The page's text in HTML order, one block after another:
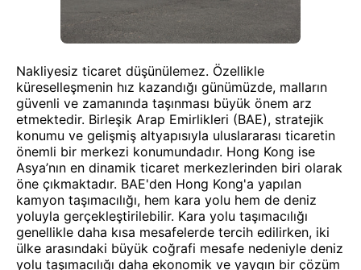
Nakliyesiz ticaret düşünülemez. Özellikle
küreselleşmenin hız kazandığı günümüzde, malların
güvenli ve zamanında taşınması büyük önem arz
etmektedir. Birleşik Arap Emirlikleri (BAE), stratejik
konumu ve gelişmiş altyapısıyla uluslararası ticaretin
önemli bir merkezi konumundadır. Hong Kong ise
Asya’nın en dinamik ticaret merkezlerinden biri olarak
öne çıkmaktadır. BAE'den Hong Kong'a yapılan
kamyon taşımacılığı, hem kara yolu hem de deniz
yoluyla gerçekleştirilebilir. Kara yolu taşımacılığı
genellikle daha kısa mesafelerde tercih edilirken, iki
ülke arasındaki büyük coğrafi mesafe nedeniyle deniz
yolu taşımacılığı daha ekonomik ve yaygın bir çözüm